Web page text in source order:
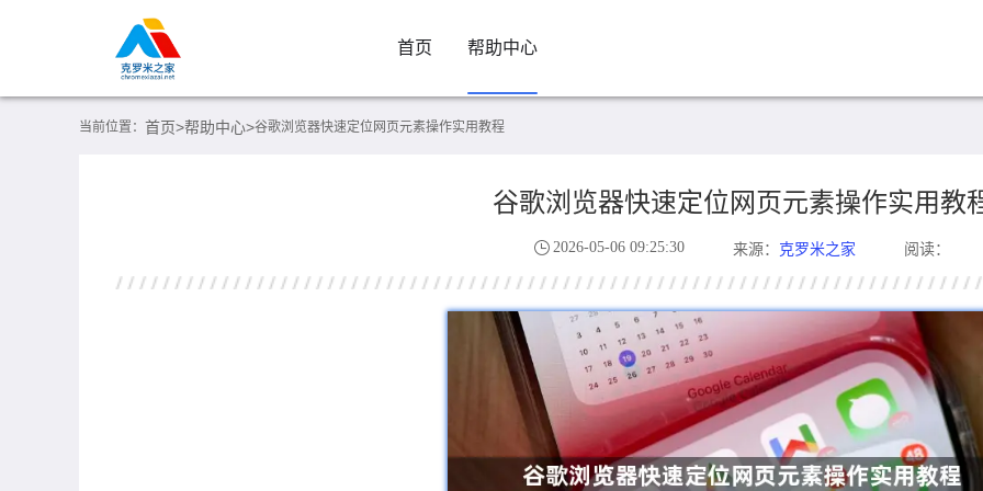
首页 帮助中心
当前位置： 首页>帮助中心>谷歌浏览器快速定位网页元素操作实用教程
谷歌浏览器快速定位网页元素操作实用教
2026-05-06 09:25:30 来源： 克罗米之家 阅读：